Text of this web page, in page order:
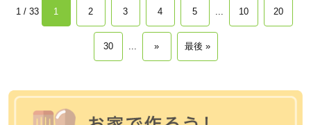
1 / 33 1 2 3 4 5 10 20
30 » 最後 »